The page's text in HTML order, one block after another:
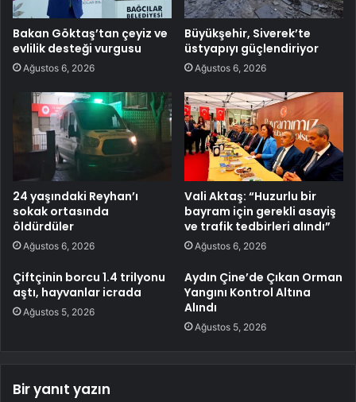
Bakan Göktaş’tan çeyiz ve
evlilik desteği vurgusu
Ağustos 6, 2026
Büyükşehir, Siverek’te
üstyapıyı güçlendiriyor
Ağustos 6, 2026
24 yaşındaki Reyhan’ı
sokak ortasında
öldürdüler
Ağustos 6, 2026
Vali Aktaş: “Huzurlu bir
bayram için gerekli asayiş
ve trafik tedbirleri alındı”
Ağustos 6, 2026
Çiftçinin borcu 1.4 trilyonu
aştı, hayvanlar icrada
Ağustos 5, 2026
Aydın Çine’de Çıkan Orman
Yangını Kontrol Altına
Alındı
Ağustos 5, 2026
Bir yanıt yazın